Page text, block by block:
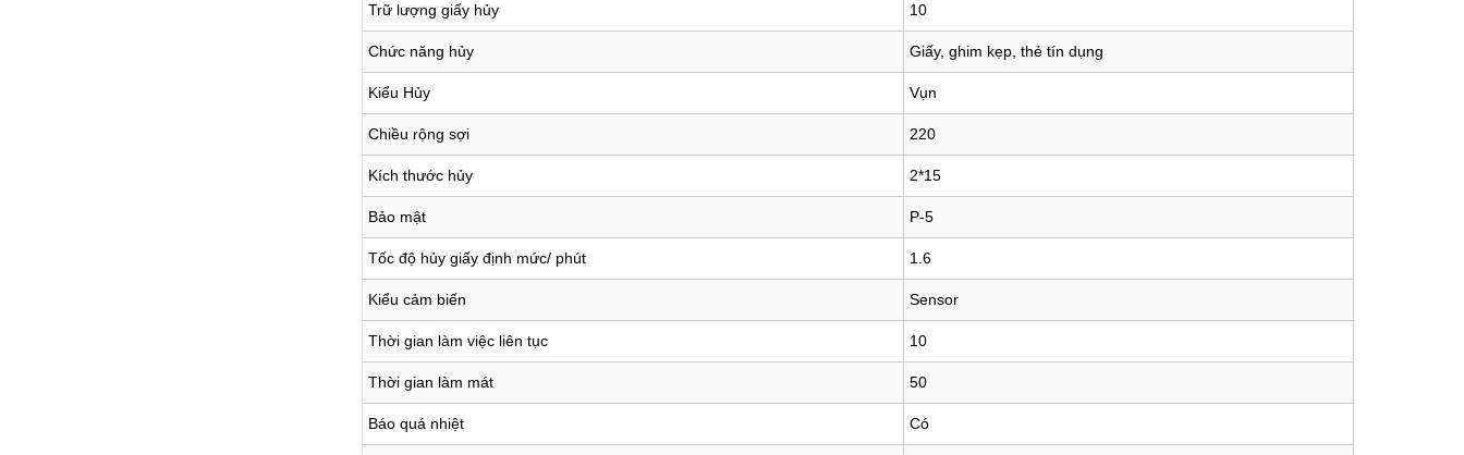
Trữ lượng giấy hủy 10
Chức năng hủy Giấy, ghim kẹp, thẻ tín dụng
Kiểu Hủy Vụn
Chiều rộng sợi 220
Kích thước hủy 2*15
Bảo mật P-5
Tốc độ hủy giấy định mức/ phút 1.6
Kiểu cảm biến Sensor
Thời gian làm việc liên tục 10
Thời gian làm mát 50
Báo quá nhiệt Có